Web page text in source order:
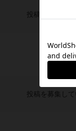
投稿を募集して
投稿を募集して